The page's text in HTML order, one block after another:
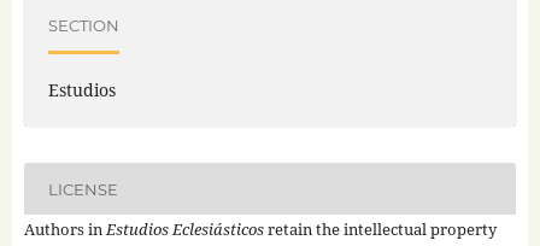
SECTION
Estudios
LICENSE
Authors inEstudios Eclesiásticosretain the intellectual property